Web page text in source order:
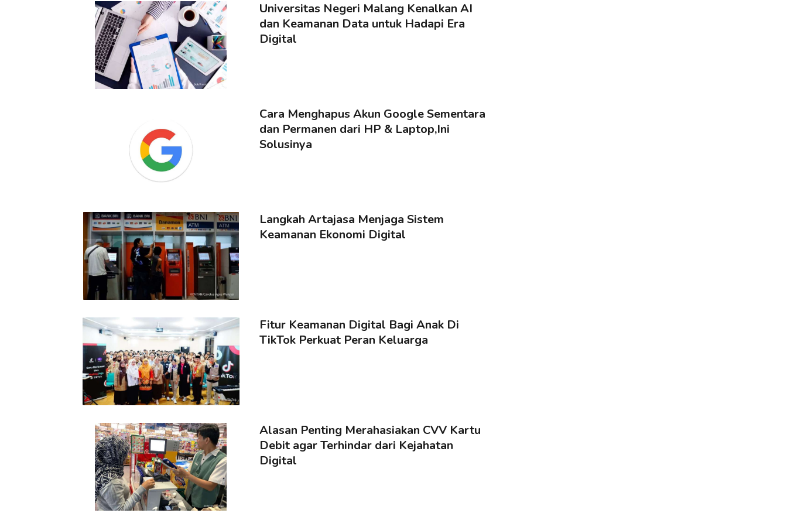
Universitas Negeri Malang Kenalkan AI
dan Keamanan Data untuk Hadapi Era
Digital
Cara Menghapus Akun Google Sementara
dan Permanen dari HP & Laptop,Ini
Solusinya
Langkah Artajasa Menjaga Sistem
Keamanan Ekonomi Digital
Fitur Keamanan Digital Bagi Anak Di
TikTok Perkuat Peran Keluarga
Alasan Penting Merahasiakan CVV Kartu
Debit agar Terhindar dari Kejahatan
Digital